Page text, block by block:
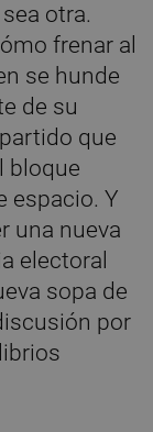
otra.
frenar al
se hunde
de su
que
bloque
espacio. Y
una nueva
electoral
sopa de
por